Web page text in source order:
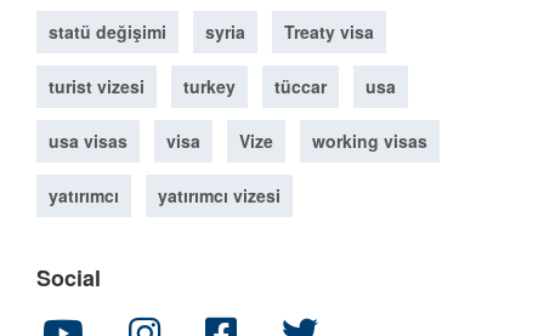
statü değişimi syria Treaty visa
turist vizesi turkey tüccar usa
usa visas visa Vize working visas
yatırımcı yatırımcı vizesi
Social